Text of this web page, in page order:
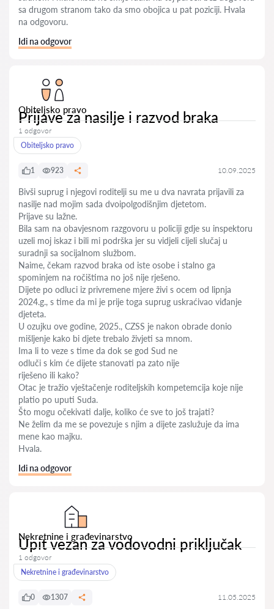
sa drugom stranom tako da smo obojica u pat poziciji. Hvala
na odgovoru.
Idi na odgovor
Obiteljsko pravo
Prijave za nasilje i razvod braka
1 odgovor
Obiteljsko pravo
1 923 10.09.2025
Bivši suprug i njegovi roditelji su me u dva navrata prijavili za
nasilje nad mojim sada dvoipolgodišnjim djetetom.
Prijave su lažne.
Bila sam na obavjesnom razgovoru u policiji gdje su inspektoru
uzeli moj iskaz i bili mi podrška jer su vidjeli cijeli slučaj u
suradnji sa socijalnom službom.
Naime, čekam razvod braka od iste osobe i stalno ga
spominjem na ročištima no još nije rješeno.
Dijete po odluci iz privremene mjere živi s ocem od lipnja
2024.g., s time da mi je prije toga suprug uskraćivao viđanje
djeteta.
U ozujku ove godine, 2025., CZSS je nakon obrade donio
mišljenje kako bi djete trebalo živjeti sa mnom.
Ima li to veze s time da dok se god Sud ne
odluči s kim će dijete stanovati pa zato nije
riješeno ili kako?
Otac je tražio vještačenje roditeljskih kompetemcija koje nije
platio po uputi Suda.
Što mogu očekivati dalje, koliko će sve to još trajati?
Ne želim da me se povezuje s njim a dijete zaslužuje da ima
mene kao majku.
Hvala.
Idi na odgovor
Nekretnine i građevinarstvo
Upit vezan za vodovodni priključak
1 odgovor
Nekretnine i građevinarstvo
0 1307 11.05.2025